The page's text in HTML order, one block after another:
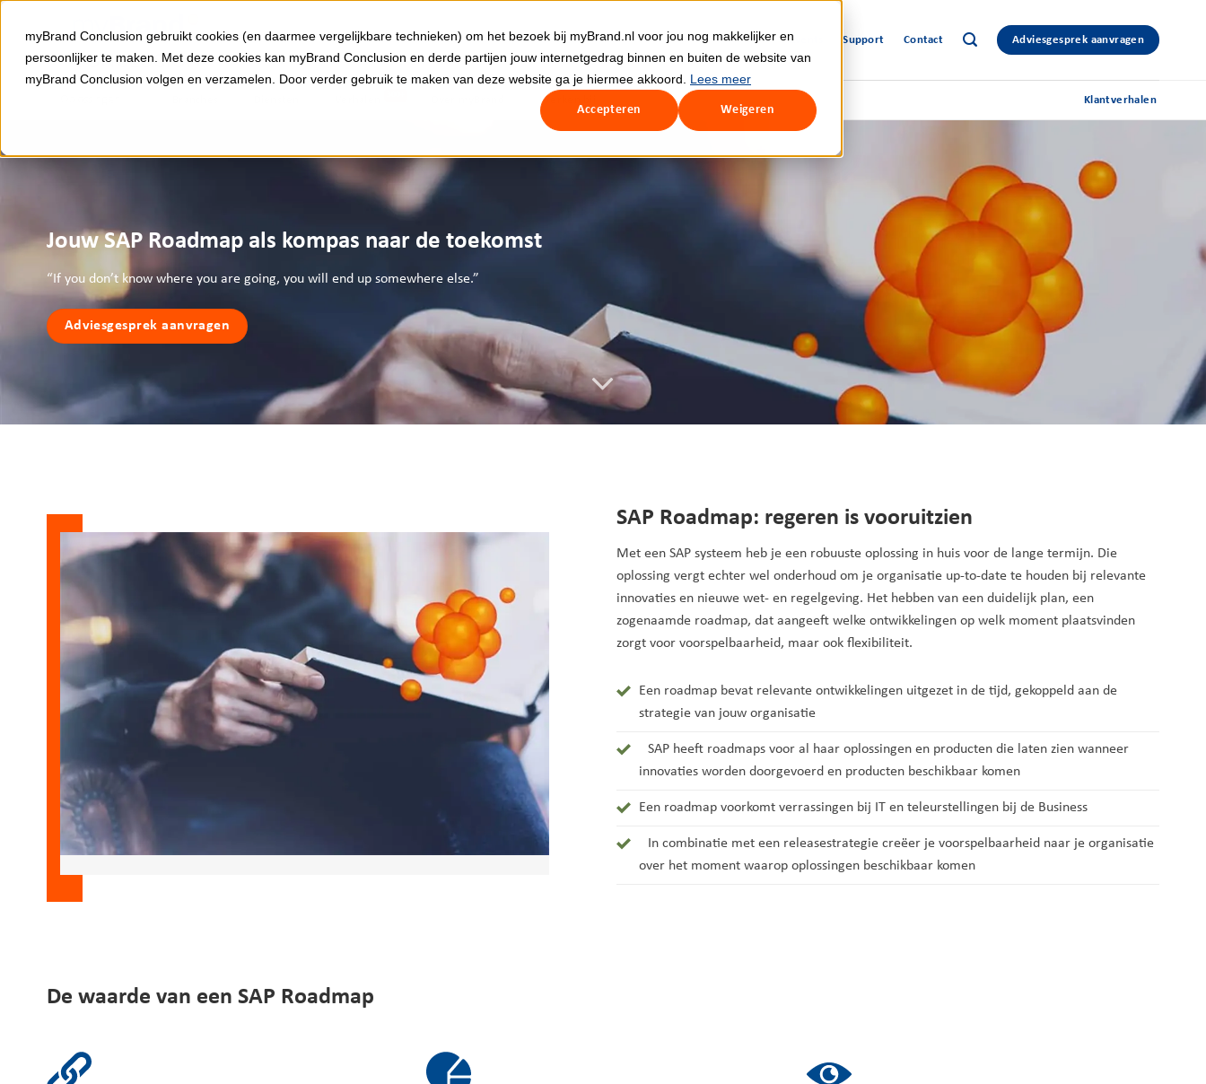
myBrand Conclusion gebruikt cookies (en daarmee vergelijkbare technieken) om het bezoek bij myBrand.nl voor jou nog makkelijker en
persoonlijker te maken. Met deze cookies kan myBrand Conclusion en derde partijen jouw internetgedrag binnen en buiten de website van
myBrand Conclusion volgen en verzamelen. Door verder gebruik te maken van deze website ga je hiermee akkoord. Lees meer
Accepteren Weigeren
naar
inhoud
Events Support Contact Adviesgesprek aanvragen
Werken bij Klantverhalen
Jouw SAP Roadmap als kompas naar de toekomst
“If you don’t know where you are going, you will end up somewhere else.”
Adviesgesprek aanvragen
SAP Roadmap: regeren is vooruitzien
Met een SAP systeem heb je een robuuste oplossing in huis voor de lange termijn. Die
oplossing vergt echter wel onderhoud om je organisatie up-to-date te houden bij relevante
innovaties en nieuwe wet- en regelgeving. Het hebben van een duidelijk plan, een
zogenaamde roadmap, dat aangeeft welke ontwikkelingen op welk moment plaatsvinden
zorgt voor voorspelbaarheid, maar ook flexibiliteit.
Een roadmap bevat relevante ontwikkelingen uitgezet in de tijd, gekoppeld aan de
strategie van jouw organisatie
SAP heeft roadmaps voor al haar oplossingen en producten die laten zien wanneer
innovaties worden doorgevoerd en producten beschikbaar komen
Een roadmap voorkomt verrassingen bij IT en teleurstellingen bij de Business
In combinatie met een releasestrategie creëer je voorspelbaarheid naar je organisatie
over het moment waarop oplossingen beschikbaar komen
De waarde van een SAP Roadmap